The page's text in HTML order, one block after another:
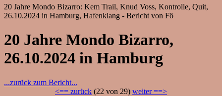
20 Jahre Mondo Bizarro: Kem Trail, Knud Voss, Kontrolle, Quit,
26.10.2024 in Hamburg, Hafenklang - Bericht von Fö
20 Jahre Mondo Bizarro,
26.10.2024 in Hamburg
...zurück zum Bericht...
<== zurück (22 von 29) weiter ==>